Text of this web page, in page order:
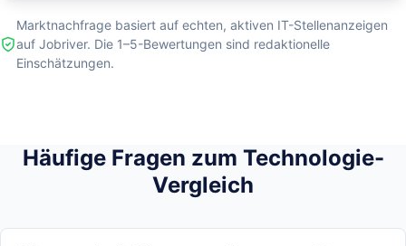
Marktnachfrage basiert auf echten, aktiven IT-Stellenanzeigen
auf Jobriver. Die 1–5-Bewertungen sind redaktionelle
Einschätzungen.
Häufige Fragen zum Technologie-
Vergleich